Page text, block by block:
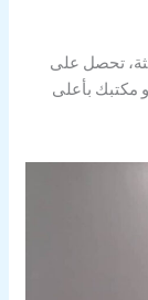
تحصل على
مكتبك بأعلى